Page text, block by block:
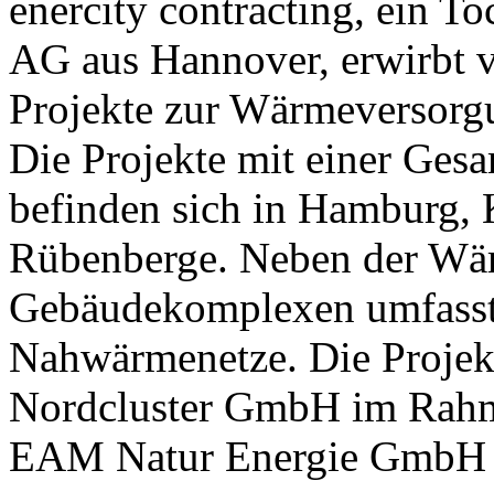
AG aus Hannover, erwirbt
Projekte zur
Die Projekte mit einer
befinden sich in Hamburg,
Rübenberge. Neben der
Gebäudekomplexen
Nahwärmenetze. Die
Nordcluster GmbH im
EAM Natur Energie